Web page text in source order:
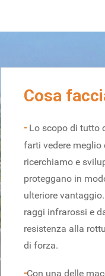
Cosa
- Lo scopo di tutto
farti vedere meglio
ricerchiamo e
proteggano in
ulteriore
raggi infrarossi e
resistenza alla
di forza.
-Con una delle